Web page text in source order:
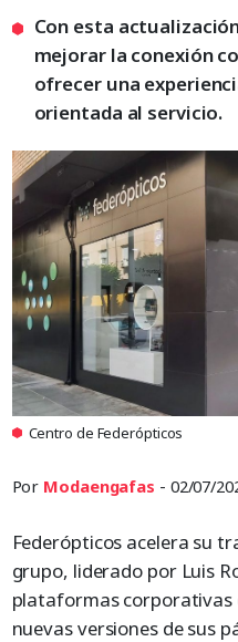
Con esta
mejorar la conexión
ofrecer una
orientada al servicio.
Centro de Federópticos
Por Modaengafas - 02/07/
Federópticos acelera su
grupo, liderado por Luis
plataformas corporativas
nuevas versiones de sus